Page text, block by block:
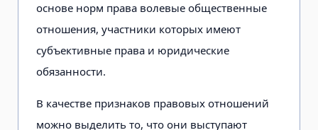
основе норм права волевые общественные
отношения, участники которых имеют
субъективные права и юридические
обязанности.
В качестве признаков правовых отношений
можно выделить то, что они выступают